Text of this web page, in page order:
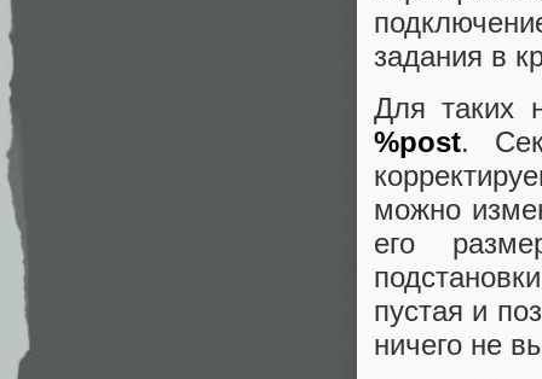
задания в
Для таких
%post.
можно
его
пустая и
ничего не